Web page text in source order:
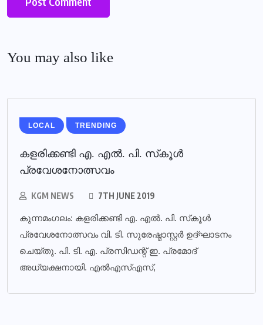
You may also like
LOCAL TRENDING
കളരിക്കണ്ടി എ. എല്‍. പി. സ്‌കൂള്‍
പ്രവേശനോത്സവം
KGM NEWS 7TH JUNE 2019
കുന്നമംഗലം: കളരിക്കണ്ടി എ. എല്‍. പി. സ്‌കൂള്‍
പ്രവേശനോത്സവം വി. ടി. സുരേഷ്മാസ്റ്റര്‍ ഉദ്ഘാടനം
ചെയ്തു. പി. ടി. എ. പ്രസിഡന്റ് ഇ. പ്രമോദ്
അധ്യക്ഷനായി. എല്‍എസ്എസ്,